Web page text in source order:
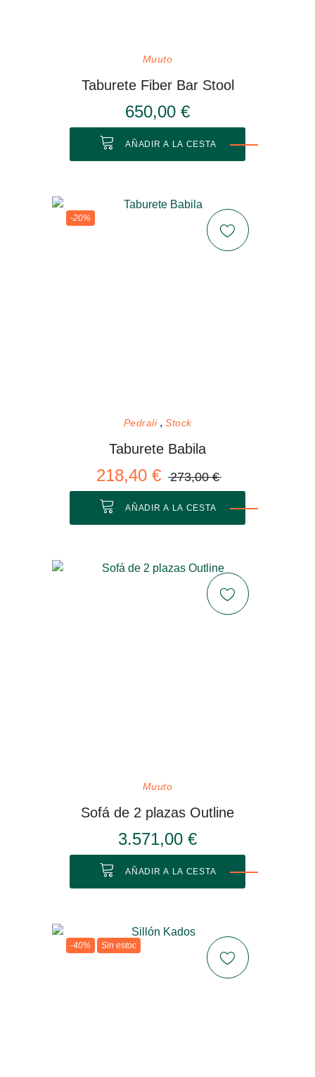
Muuto
Taburete Fiber Bar Stool
650,00 €
AÑADIR A LA CESTA
-20%
Pedrali Stock
Taburete Babila
218,40 € 273,00 €
AÑADIR A LA CESTA
Muuto
Sofá de 2 plazas Outline
3.571,00 €
AÑADIR A LA CESTA
-40% Sin estoc